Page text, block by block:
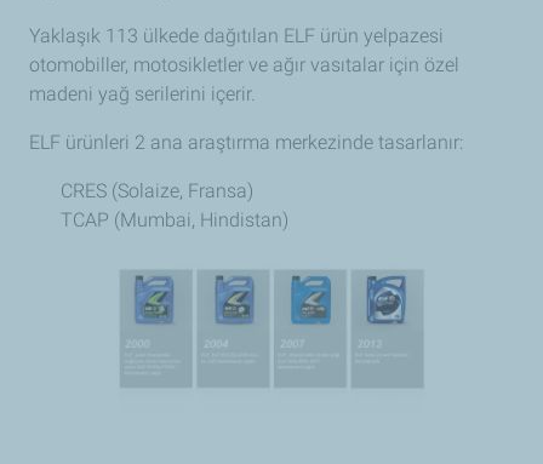
Yaklaşık 113 ülkede dağıtılan ELF ürün yelpazesi
otomobiller, motosikletler ve ağır vasıtalar için özel
madeni yağ serilerini içerir.
ELF ürünleri 2 ana araştırma merkezinde tasarlanır:
CRES (Solaize, Fransa)
TCAP (Mumbai, Hindistan)